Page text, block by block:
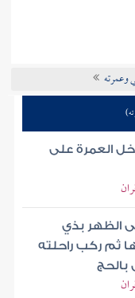
وعمرته
العمرة على
الظهر بذي
ثم ركب راحلته
بالحج